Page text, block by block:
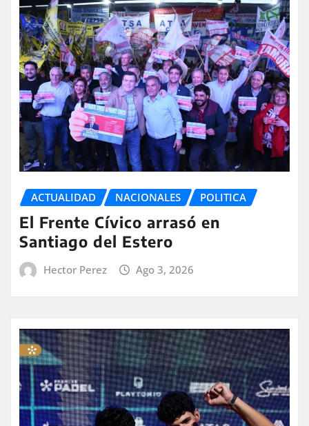
ACTUALIDAD NACIONALES POLITICA
El Frente Cívico arrasó en
Santiago del Estero
Hector Perez Ago 3, 2026